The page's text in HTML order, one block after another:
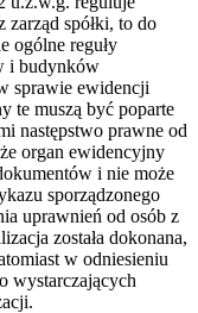
zarząd spółki, to do
ogólne reguły
i budynków
sprawie ewidencji
te muszą być poparte
następstwo prawne od
organ ewidencyjny
i nie może
sporządzonego
uprawnień od osób z
została dokonana,
w odniesieniu
wystarczających